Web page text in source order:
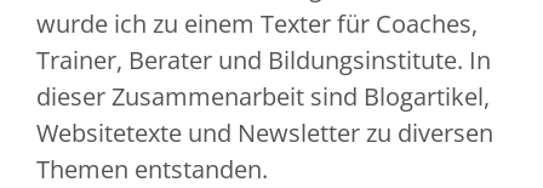
wurde ich zu einem Texter für Coaches,
Trainer, Berater und Bildungsinstitute. In
dieser Zusammenarbeit sind Blogartikel,
Websitetexte und Newsletter zu diversen
Themen entstanden.